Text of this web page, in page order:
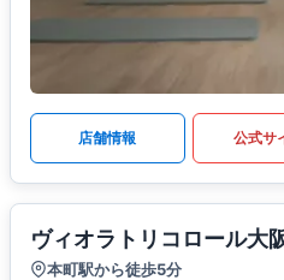
店舗情報 公式サ
ヴィオラトリコロール大
本町駅から徒歩5分